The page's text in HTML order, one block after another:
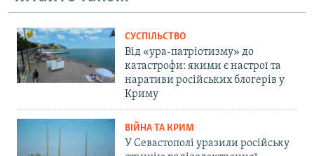
СУСПІЛЬСТВО
Від «ура-патріотизму» до
катастрофи: якими є настрої та
наративи російських блогерів у
Криму
ВІЙНА ТА КРИМ
У Севастополі уразили російську